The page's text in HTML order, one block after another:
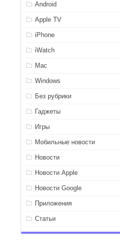
Android
Apple TV
iPhone
iWatch
Mac
Windows
Без рубрики
Гаджеты
Игры
Мобильные новости
Новости
Новости Apple
Новости Google
Приложения
Статьи